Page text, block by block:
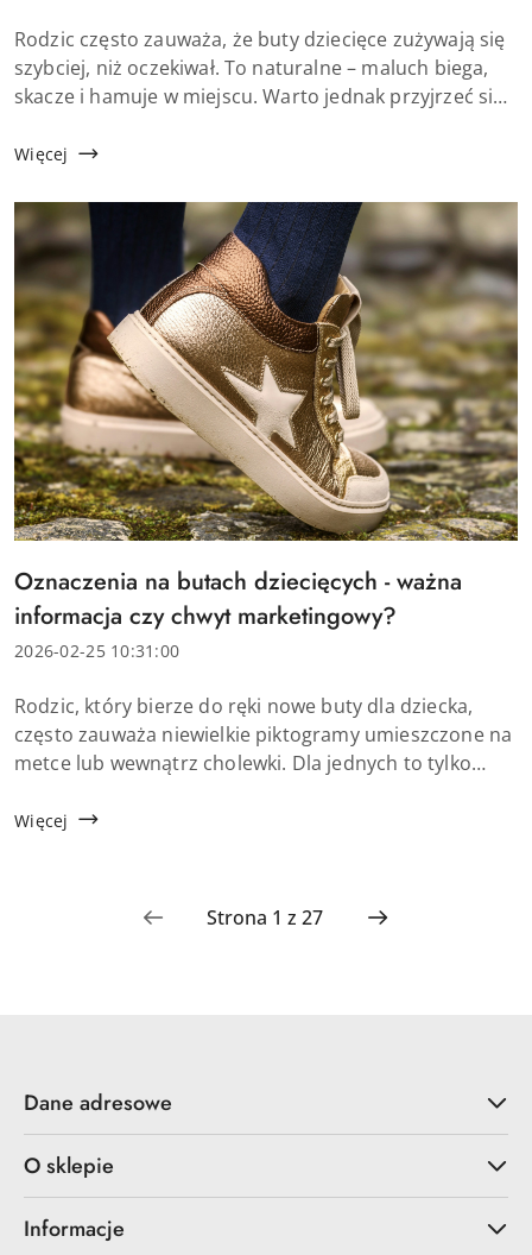
Treść
artykułu:
Rodzic często zauważa, że buty dziecięce zużywają się
szybciej, niż oczekiwał. To naturalne – maluch biega,
skacze i hamuje w miejscu. Warto jednak przyjrzeć się
Nierówne ścieranie podeszwy n...
Więcej
Tytuł
artykułu:
Oznaczenia na butach dziecięcych - ważna
informacja czy chwyt marketingowy?
Data
2026-02-25 10:31:00
Treść
artykułu:
Rodzic, który bierze do ręki nowe buty dla dziecka,
często zauważa niewielkie piktogramy umieszczone na
metce lub wewnątrz cholewki. Dla jednych to tylko
na butach potrafią jednak realnie ...
Więcej
Dane adresowe
O sklepie
Informacje